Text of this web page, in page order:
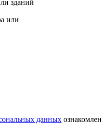
зданий
или
данных ознакомлен